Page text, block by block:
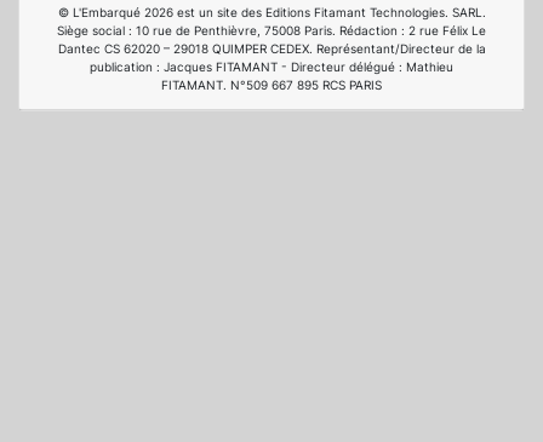
© L'Embarqué 2026 est un site des Editions Fitamant Technologies. SARL.
Siège social : 10 rue de Penthièvre, 75008 Paris. Rédaction : 2 rue Félix Le
Dantec CS 62020 – 29018 QUIMPER CEDEX. Représentant/Directeur de la
publication : Jacques FITAMANT - Directeur délégué : Mathieu
FITAMANT. N°509 667 895 RCS PARIS